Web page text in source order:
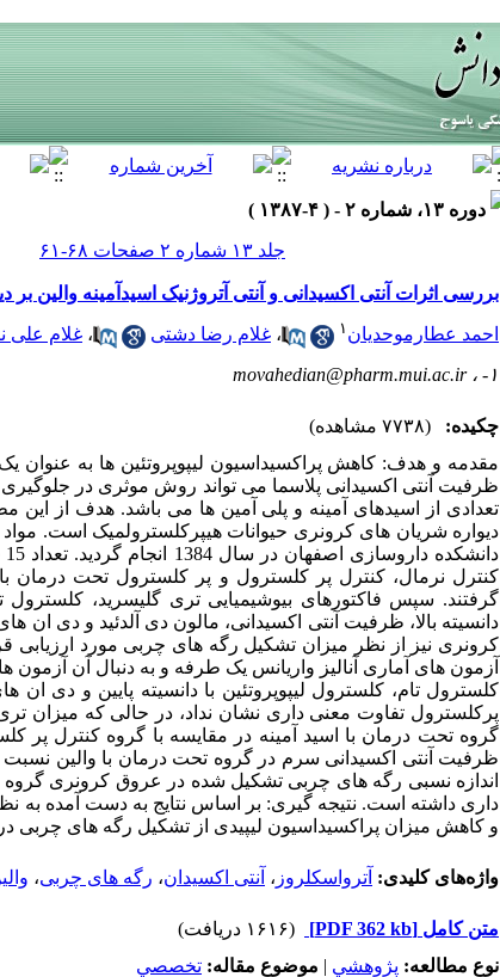
دوره ۱۳، شماره ۲ - ( ۴-۱۳۸۷ )
جلد ۱۳ شماره ۲ صفحات ۶۸-۶۱
بررسی اثرات آنتی اکسیدانی و آنتی آتروژنیک اسیدآمینه والین
احمد عطارموحدیان ۱ ، غلام رضا دشتی ، غلام علی
۱- ،
movahedian@pharm.mui.ac.ir
چکیده:
(۷۷۳۸ مشاهده)
مقدمه و هدف: کاهش پراکسیداسیون لیپوپروتئین ها به عنوان
ظرفیت آنتی اکسیدانی پلاسما می تواند روش موثری در جلوگیری
تعدادی از اسیدهای آمینه و پلی آمین ها می باشد. هدف از این
دیواره شریان های کرونری حیوانات هیپرکلسترولمیک است.
گرفتند. سپس فاکتورهای بیوشیمیایی تری گلیسرید، کلسترول
دانسیته بالا، ظرفیت آنتی اکسیدانی، مالون دی آلدئید و دی
آزمون های آماری آنالیز واریانس یک طرفه و به دنبال آن
کلسترول تام، کلسترول لیپوپروتئین با دانسیته پایین و دی
پرکلسترول تفاوت معنی داری نشان نداد، در حالی که میزان تری
ظرفیت آنتی اکسیدانی سرم در گروه تحت درمان با والین
اندازه نسبی رگه های چربی تشکیل شده در عروق کرونری
داری داشته است. نتیجه گیری: بر اساس نتایج به دست آمده به
و کاهش میزان پراکسیداسیون لیپیدی از تشکیل رگه های چربی
واژه‌های کلیدی: آترواسکلروز ، آنتی اکسیدان، رگه های چربی،
متن کامل [PDF 362 kb]
(۱۶۱۶ دریافت)
نوع مطالعه: پژوهشي | موضوع مقاله: تخصصي